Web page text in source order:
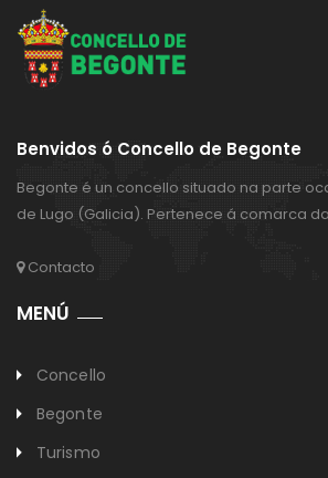
Benvidos ó Concello de Begonte
Begonte é un concello situado na parte
de Lugo (Galicia). Pertenece á comarca
Contacto
MENÚ
Concello
Begonte
Turismo